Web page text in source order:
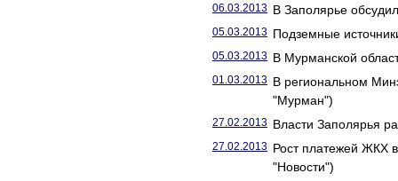
06.03.2013 В Заполярье
05.03.2013 Подземные
05.03.2013 В Мурманской
01.03.2013 В региональном
"Мурман")
27.02.2013 Власти Заполярья
27.02.2013 Рост платежей ЖКХ
"Новости")